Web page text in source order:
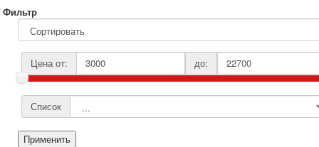
Фильтр
Цена от: до:
Список
Применить